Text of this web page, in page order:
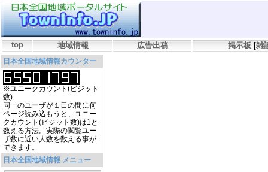
top 地域情報 広告出稿 掲示板 [雑
日本全国地域情報カウンター
※ユニークカウント(ビジット
数)
同一のユーザが１日の間に何
ページ読み込もうと、ユニー
クカウント(ビジット数)は1と
数える方法。実際の閲覧ユー
ザ数に近い人数を数える事が
できます。
日本全国地域情報 メニュー